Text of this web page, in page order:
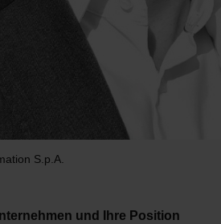
S.p.A.
und Ihre Position